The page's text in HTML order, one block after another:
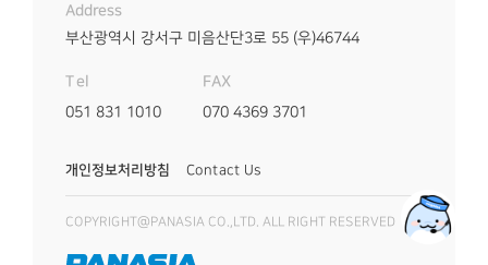
Address
부산광역시 강서구 미음산단3로 55(우)46744
Tel
051 831 1010
FAX
070 4369 3701
개인정보처리방침 Contact Us
COPYRIGHT@PANASIA CO.,LTD. ALL RIGHT RESERVED